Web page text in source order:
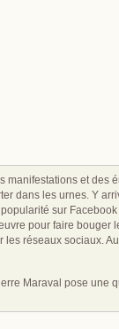
et des
dans les urnes. Y
sur
pour faire bouger
réseaux sociaux.
Maraval pose une